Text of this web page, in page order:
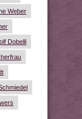
Weber
Dobelli